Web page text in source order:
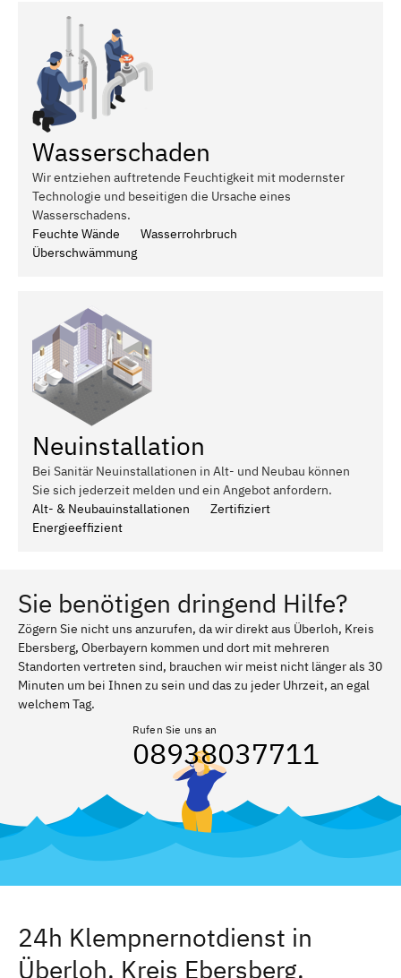
Wasserschaden
Wir entziehen auftretende Feuchtigkeit mit modernster
Technologie und beseitigen die Ursache eines
Wasserschadens.
Feuchte Wände
Wasserrohrbruch
Überschwämmung
Neuinstallation
Bei Sanitär Neuinstallationen in Alt- und Neubau können
Sie sich jederzeit melden und ein Angebot anfordern.
Alt- & Neubauinstallationen
Zertifiziert
Energieeffizient
Sie benötigen dringend Hilfe?
Zögern Sie nicht uns anzurufen, da wir direkt aus Überloh, Kreis
Ebersberg, Oberbayern kommen und dort mit mehreren
Standorten vertreten sind, brauchen wir meist nicht länger als 30
Minuten um bei Ihnen zu sein und das zu jeder Uhrzeit, an egal
welchem Tag.
Rufen Sie uns an
08938037711
24h Klempnernotdienst in
Überloh, Kreis Ebersberg,